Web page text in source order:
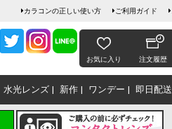
カラコンの正しい使い方 ご利用ガイド
お気に入り 注文履歴
水光レンズ 新作 ワンデー 即日配送